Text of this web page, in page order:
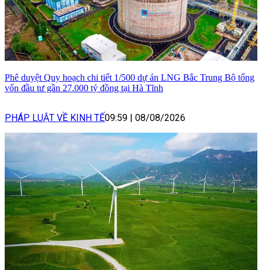
Phê duyệt Quy hoạch chi tiết 1/500 dự án LNG Bắc Trung Bộ tổng
vốn đầu tư gần 27.000 tỷ đồng tại Hà Tĩnh
PHÁP LUẬT VỀ KINH TẾ09:59 | 08/08/2026